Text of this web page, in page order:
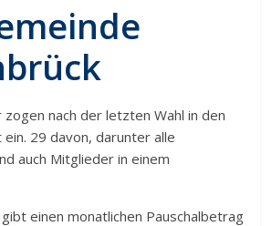
nach der letzten Wahl in den
29 davon, darunter alle
auch Mitglieder in einem
gibt einen monatlichen Pauschalbetrag